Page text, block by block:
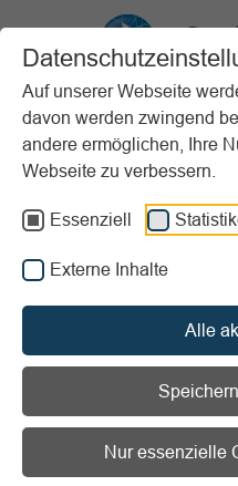
Auf unserer Webseite
davon werden zwingend
andere ermöglichen, Ihre
Webseite zu verbessern.
Essenziell
Externe Inhalte
Alle
Nur essenzielle
Startseite Vereinsmanagement
Grundlagen
Vorlesen
Informationen zum
Die Begriffe Buchführung
synonym verwendet, da in
Begriff „Buchführung“
zeichnete man diese
daher der Begriff
lediglich die institutionelle